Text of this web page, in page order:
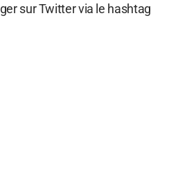
sur Twitter via le hashtag